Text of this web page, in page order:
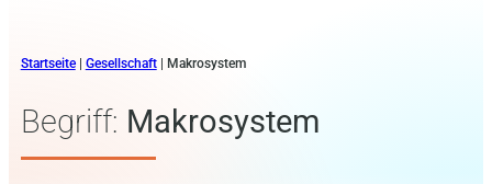
Startseite| Gesellschaft| Makrosystem
Begriff: Makrosystem